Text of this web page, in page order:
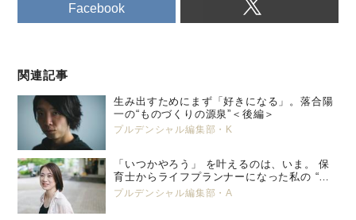
Facebook
関連記事
生み出すためにまず「好きになる」。落合陽
一の“ものづくりの源泉”＜後編＞
プルデンシャル編集部・K
「いつかやろう」 を叶えるのは、いま。 保
育士からライフプランナーになった私の “特
別養子縁組” という選択。 プルデンシャル
プルデンシャル編集部・A